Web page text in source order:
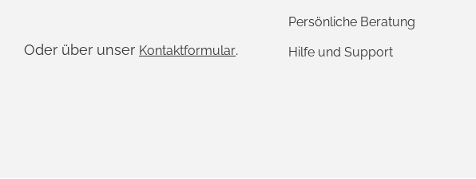
Oder über unser Kontaktformular.
Persönliche Beratung
Hilfe und Support